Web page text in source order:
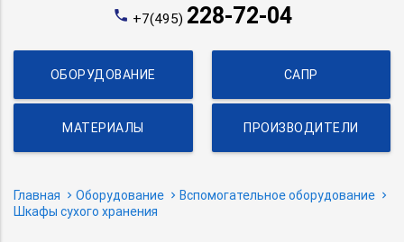
phone +7(495) 228-72-04
ОБОРУДОВАНИЕ САПР
МАТЕРИАЛЫ ПРОИЗВОДИТЕЛИ
Главная Оборудование
Вспомогательное оборудование
Шкафы сухого хранения